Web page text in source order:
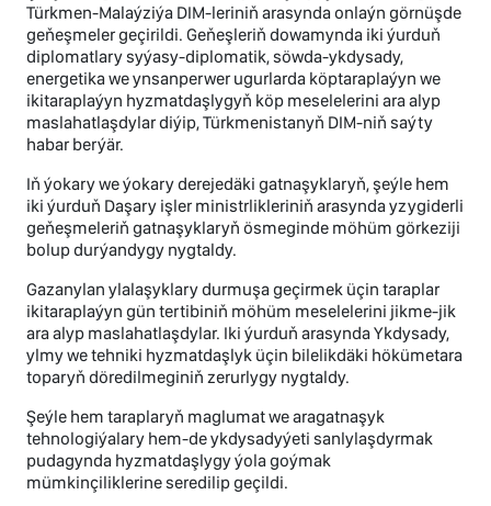
Türkmen-Malaýziýa DIM-leriniň arasynda onlaýn görnüşde
geňeşmeler geçirildi. Geňeşleriň dowamynda iki ýurduň
diplomatlary syýasy-diplomatik, söwda-ykdysady,
energetika we ynsanperwer ugurlarda köptaraplaýyn we
ikitaraplaýyn hyzmatdaşlygyň köp meselelerini ara alyp
maslahatlaşdylar diýip, Türkmenistanyň DIM-niň saýty
habar berýär.
Iň ýokary we ýokary derejedäki gatnaşyklaryň, şeýle hem
iki ýurduň Daşary işler ministrlikleriniň arasynda yzygiderli
geňeşmeleriň gatnaşyklaryň ösmeginde möhüm görkeziji
bolup durýandygy nygtaldy.
Gazanylan ylalaşyklary durmuşa geçirmek üçin taraplar
ikitaraplaýyn gün tertibiniň möhüm meselelerini jikme-jik
ara alyp maslahatlaşdylar. Iki ýurduň arasynda Ykdysady,
ylmy we tehniki hyzmatdaşlyk üçin bilelikdäki hökümetara
toparyň döredilmeginiň zerurlygy nygtaldy.
Şeýle hem taraplaryň maglumat we aragatnaşyk
tehnologiýalary hem-de ykdysadyýeti sanlylaşdyrmak
pudagynda hyzmatdaşlygy ýola goýmak
mümkinçiliklerine seredilip geçildi.